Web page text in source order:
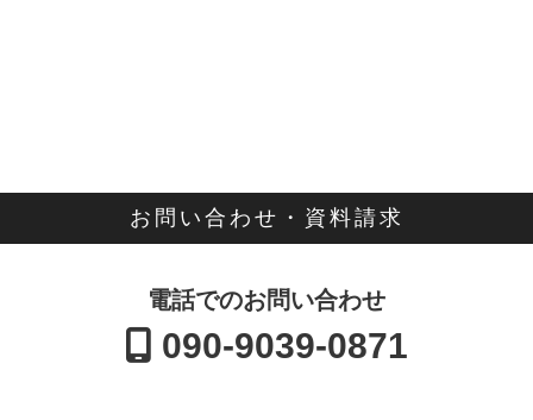
お問い合わせ・資料請求
電話でのお問い合わせ
090-9039-0871